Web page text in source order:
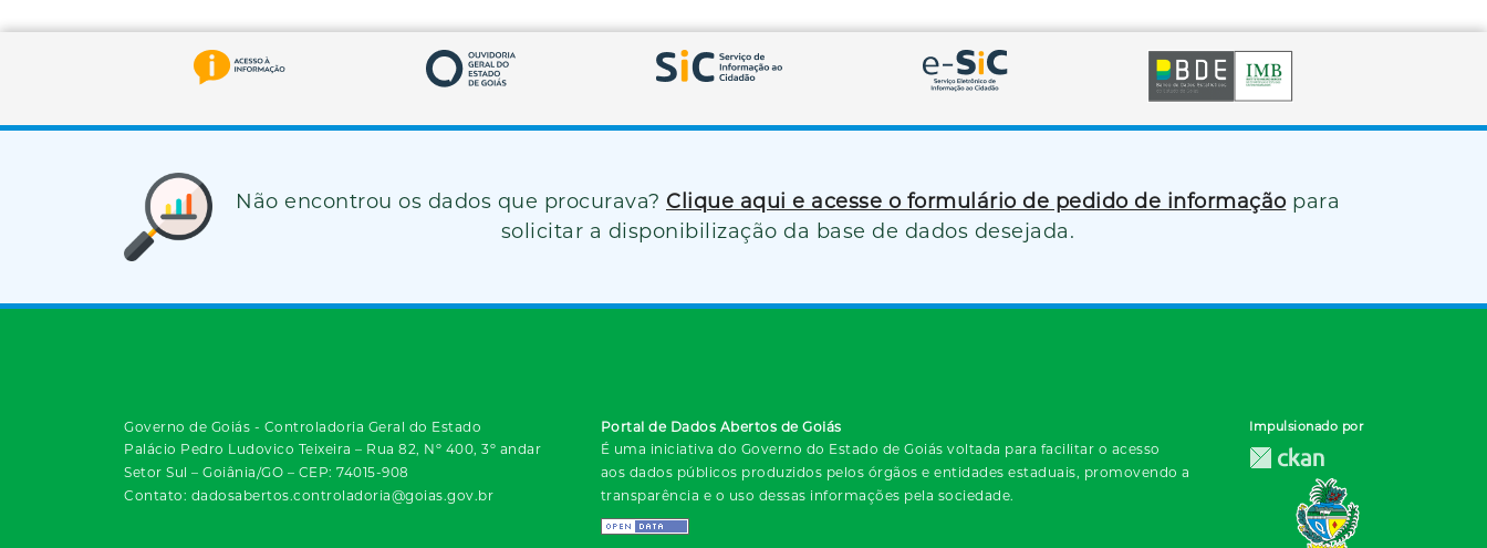
Não encontrou os dados que procurava? Clique aqui e acesse o formulário de pedido de informação para
solicitar a disponibilização da base de dados desejada.
Governo de Goiás - Controladoria Geral do Estado
Palácio Pedro Ludovico Teixeira – Rua 82, Nº 400, 3º andar
Setor Sul – Goiânia/GO – CEP: 74015-908
Contato: dadosabertos.controladoria@goias.gov.br
Portal de Dados Abertos de Goiás
É uma iniciativa do Governo do Estado de Goiás voltada para facilitar o acesso
aos dados públicos produzidos pelos órgãos e entidades estaduais, promovendo a
transparência e o uso dessas informações pela sociedade.
Impulsionado por